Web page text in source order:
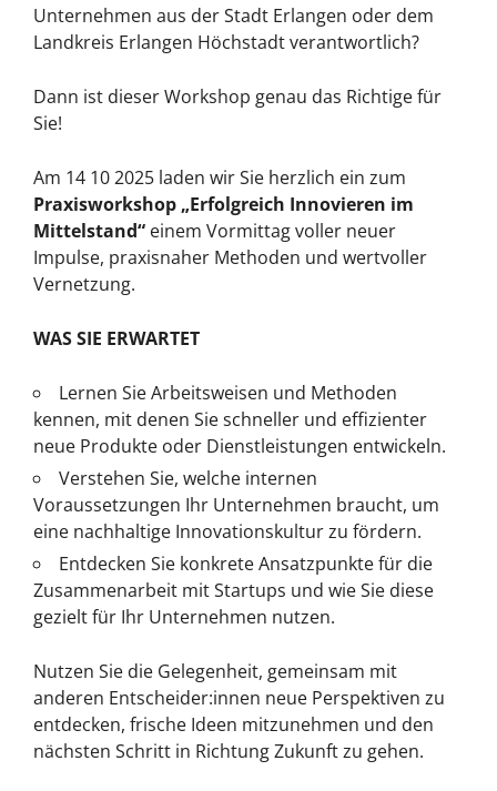
Unternehmen aus der Stadt Erlangen oder dem
Landkreis Erlangen Höchstadt verantwortlich?
Dann ist dieser Workshop genau das Richtige für
Sie!
Am 14 10 2025 laden wir Sie herzlich ein zum
Praxisworkshop „Erfolgreich Innovieren im
Mittelstand“ einem Vormittag voller neuer
Impulse, praxisnaher Methoden und wertvoller
Vernetzung.
WAS SIE ERWARTET
Lernen Sie Arbeitsweisen und Methoden
kennen, mit denen Sie schneller und effizienter
neue Produkte oder Dienstleistungen entwickeln.
Verstehen Sie, welche internen
Voraussetzungen Ihr Unternehmen braucht, um
eine nachhaltige Innovationskultur zu fördern.
Entdecken Sie konkrete Ansatzpunkte für die
Zusammenarbeit mit Startups und wie Sie diese
gezielt für Ihr Unternehmen nutzen.
Nutzen Sie die Gelegenheit, gemeinsam mit
anderen Entscheider:innen neue Perspektiven zu
entdecken, frische Ideen mitzunehmen und den
nächsten Schritt in Richtung Zukunft zu gehen.